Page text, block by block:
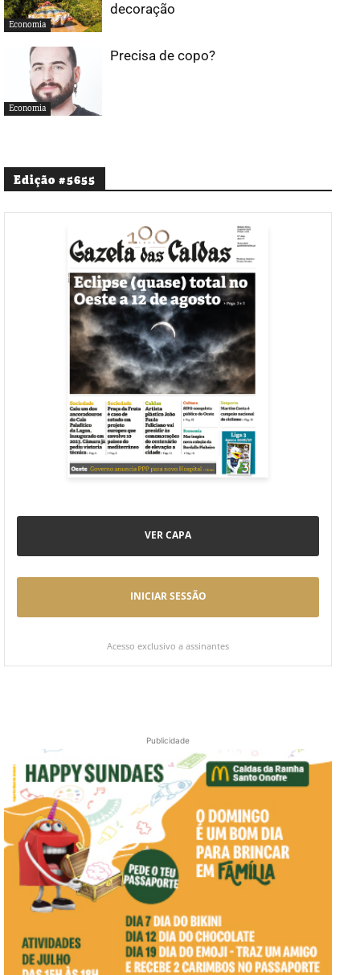
Economia
decoração
Economia
Precisa de copo?
Edição #5655
VER CAPA
INICIAR SESSÃO
Acesso exclusivo a assinantes
Publicidade